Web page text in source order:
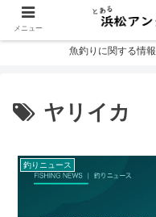
魚釣りに関する情
ヤリイカ
釣りニュース
メニュー